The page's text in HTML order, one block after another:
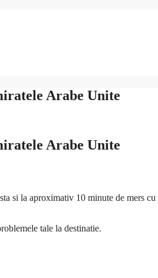
Arabe Unite
Arabe Unite
si la aproximativ 10 minute de mers
tale la destinatie.